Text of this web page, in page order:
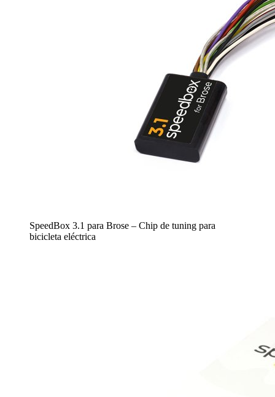
SpeedBox 3.1 para Brose – Chip de tuning para
bicicleta eléctrica